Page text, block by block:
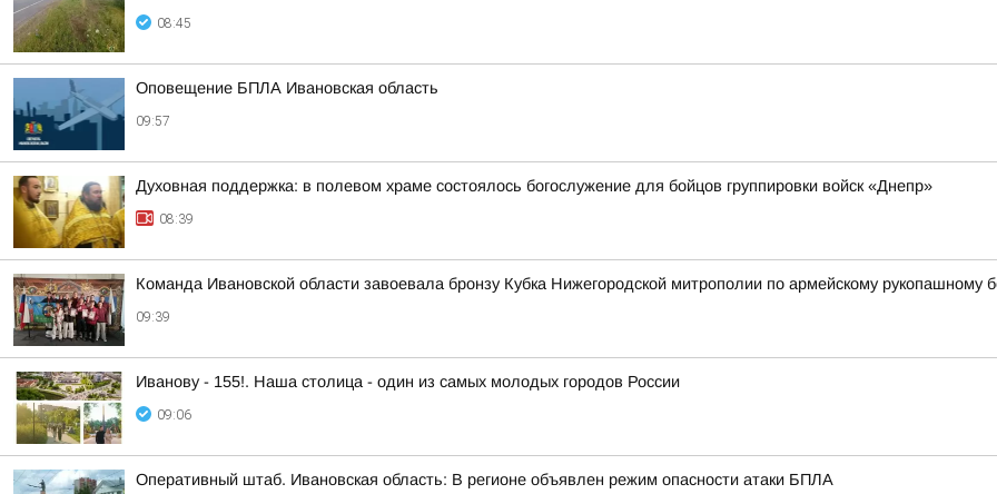
08:45
Оповещение БПЛА Ивановская область
09:57
Духовная поддержка: в полевом храме состоялось богослужение для бойцов группировки войск «Днепр»
08:39
Команда Ивановской области завоевала бронзу Кубка Нижегородской митрополии по армейскому рукопашному
09:39
Иванову - 155!. Наша столица - один из самых молодых городов России
09:06
Оперативный штаб. Ивановская область: В регионе объявлен режим опасности атаки БПЛА